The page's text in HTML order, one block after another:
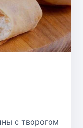
с творогом